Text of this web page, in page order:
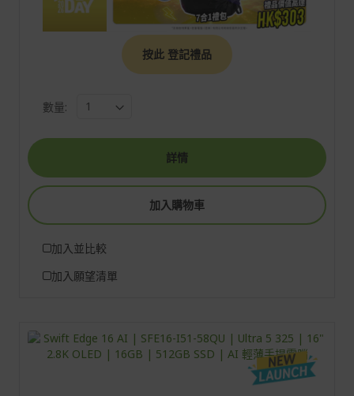
按此 登記禮品
數量:
詳情
加入購物車
加入並比較
加入願望清單